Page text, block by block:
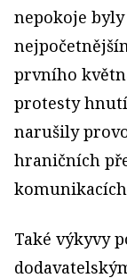
nepokoje
prvního
protesty
narušily
hraničních
Také výkyvy